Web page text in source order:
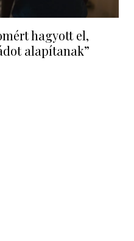
hagyott el,
alapítanak”